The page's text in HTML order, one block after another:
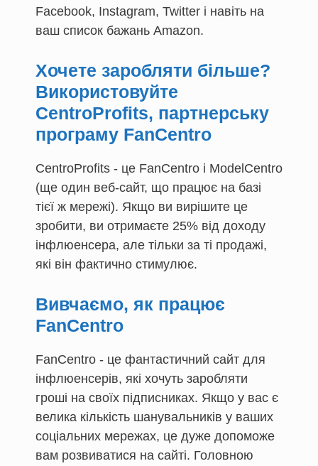
Facebook, Instagram, Twitter і навіть на
ваш список бажань Amazon.
Хочете заробляти більше?
Використовуйте
CentroProfits, партнерську
програму FanCentro
CentroProfits - це FanCentro і ModelCentro
(ще один веб-сайт, що працює на базі
тієї ж мережі). Якщо ви вирішите це
зробити, ви отримаєте 25% від доходу
інфлюенсера, але тільки за ті продажі,
які він фактично стимулює.
Вивчаємо, як працює
FanCentro
FanCentro - це фантастичний сайт для
інфлюенсерів, які хочуть заробляти
гроші на своїх підписниках. Якщо у вас є
велика кількість шанувальників у ваших
соціальних мережах, це дуже допоможе
вам розвиватися на сайті. Головною